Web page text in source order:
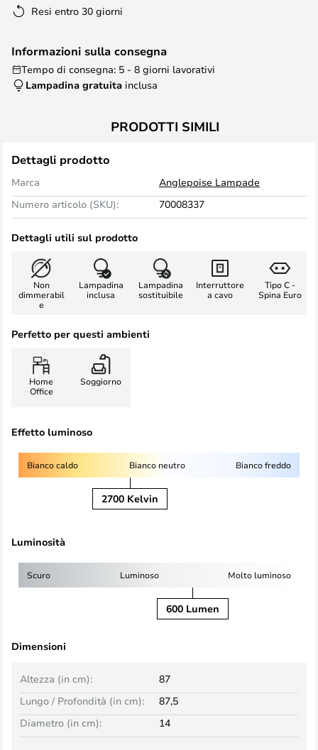
Resi entro 30 giorni
Informazioni sulla consegna
Tempo di consegna: 5 - 8 giorni lavorativi
Lampadina gratuita inclusa
PRODOTTI SIMILI
Dettagli prodotto
Marca
Anglepoise Lampade
Numero articolo (SKU):
70008337
Dettagli utili sul prodotto
Non
dimmerabil
e
Lampadina
inclusa
Lampadina
sostituibile
Interruttore
a cavo
Tipo C -
Spina Euro
Perfetto per questi ambienti
Home
Office
Soggiorno
Effetto luminoso
Bianco caldo Bianco neutro Bianco freddo
2700 Kelvin
Luminosità
Scuro Luminoso Molto luminoso
600 Lumen
Dimensioni
Altezza (in cm):
87
Lungo / Profondità (in cm):
87,5
Diametro (in cm):
14